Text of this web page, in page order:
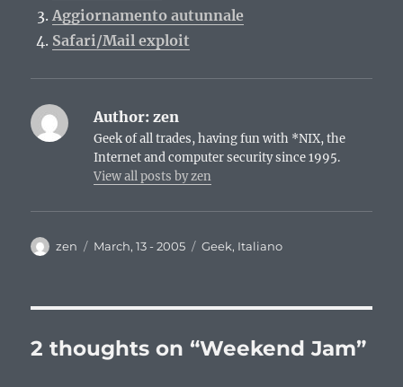
Aggiornamento autunnale
Safari/Mail exploit
Author: zen
Geek of all trades, having fun with *NIX, the
Internet and computer security since 1995.
View all posts by zen
Author
zen
Posted
March, 13 - 2005 Categories
Geek, Italiano
2 thoughts on “Weekend Jam”